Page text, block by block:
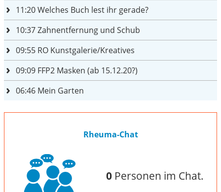
11:20Welches Buch lest ihr gerade?
10:37Zahnentfernung und Schub
09:55 RO Kunstgalerie/Kreatives
09:09 FFP2 Masken (ab 15.12.20?)
06:46 Mein Garten
Rheuma-Chat
0Personen im Chat.